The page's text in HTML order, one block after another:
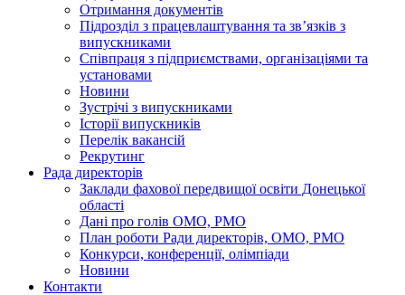
Отримання документів
Підрозділ з працевлаштування та зв’язків з
випускниками
Співпраця з підприємствами, організаціями та
установами
Новини
Зустрічі з випускниками
Історії випускників
Перелік вакансій
Рекрутинг
Рада директорів
Заклади фахової передвищої освіти Донецької
області
Дані про голів ОМО, РМО
План роботи Ради директорів, ОМО, РМО
Конкурси, конференції, олімпіади
Новини
Контакти